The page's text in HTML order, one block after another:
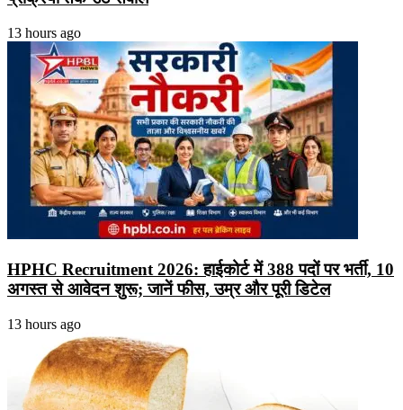
13 hours ago
HPHC Recruitment 2026: हाईकोर्ट में 388 पदों पर भर्ती, 10
अगस्त से आवेदन शुरू; जानें फीस, उम्र और पूरी डिटेल
13 hours ago